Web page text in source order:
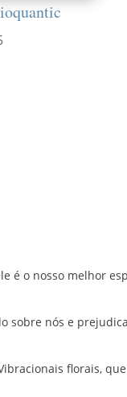
é o nosso melhor
sobre nós e
florais,